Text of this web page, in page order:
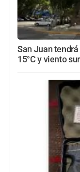
San Juan
15°C y viento sur